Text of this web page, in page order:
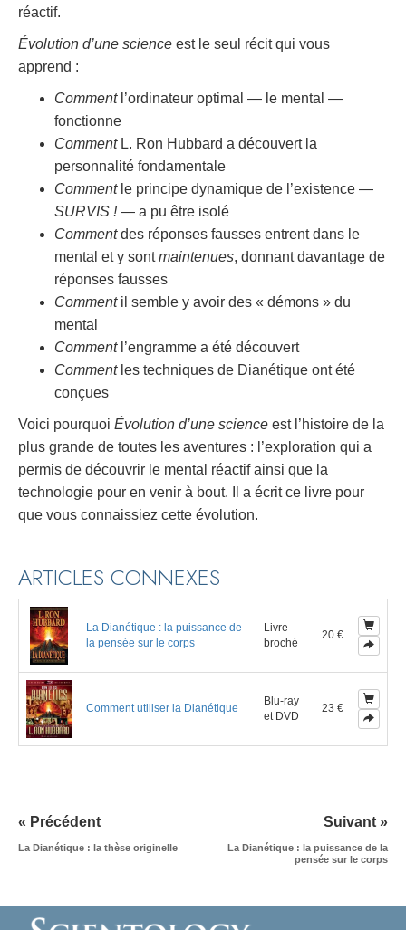
réactif.
Évolution d’une science est le seul récit qui vous
apprend :
Commentl’ordinateur optimal — le mental —
fonctionne
CommentL. Ron Hubbard a découvert la
personnalité fondamentale
Commentle principe dynamique de l’existence —
SURVIS !— a pu être isolé
Commentdes réponses fausses entrent dans le
mental et y sontmaintenues, donnant davantage de
réponses fausses
Commentil semble y avoir des « démons » du
mental
Commentl’engramme a été découvert
Commentles techniques de Dianétique ont été
conçues
Voici pourquoi Évolution d’une science est l’histoire de la
plus grande de toutes les aventures : l’exploration qui a
permis de découvrir le mental réactif ainsi que la
technologie pour en venir à bout. Il a écrit ce livre pour
que vous connaissiez cette évolution.
ARTICLES CONNEXES
La Dianétique : la puissance de
la pensée sur le corps
Livre
broché
20 €
Comment utiliser la Dianétique
Blu-ray
et DVD
23 €
« Précédent
La Dianétique : la thèse originelle
Suivant »
La Dianétique : la puissance de la
pensée sur le corps